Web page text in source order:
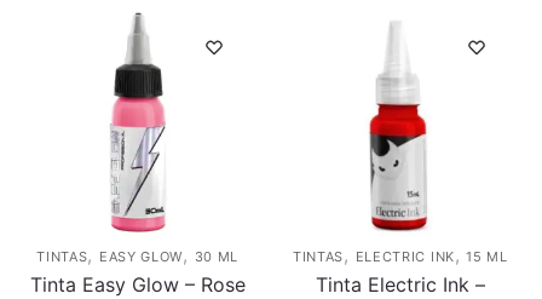
TINTAS, EASY GLOW, 30 ML
Tinta Easy Glow – Rose
TINTAS, ELECTRIC INK,15 ML
Tinta Electric Ink –